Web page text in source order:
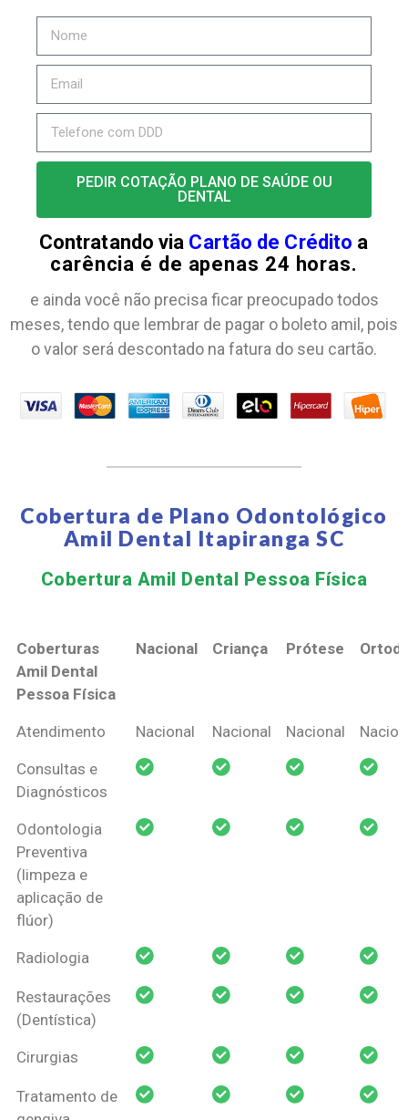
PEDIR COTAÇÃO PLANO DE SAÚDE OU
DENTAL
Contratando via Cartão de Crédito a
carência é de apenas 24 horas.
e ainda você não precisa ficar preocupado todos
meses, tendo que lembrar de pagar o boleto amil, pois
o valor será descontado na fatura do seu cartão.
Cobertura de Plano Odontológico
Amil Dental Itapiranga SC
Cobertura Amil Dental Pessoa Física​
Coberturas
Amil Dental
Pessoa Física
Nacional Criança Prótese
Coberturas
Pessoa Física
Nacional Criança Prótese
Atendimento Nacional Nacional Nacional
Consultas e
Diagnósticos
Odontologia
Preventiva
(limpeza e
aplicação de
flúor)
Radiologia
Restaurações
(Dentística)
Cirurgias
Tratamento de